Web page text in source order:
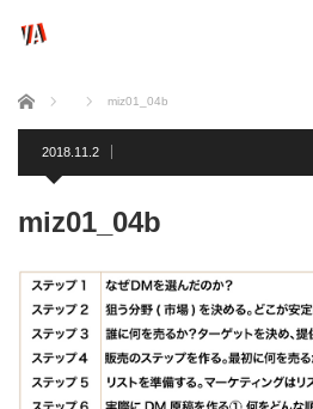
ホーム miz01_04b
2018.11.2
miz01_04b